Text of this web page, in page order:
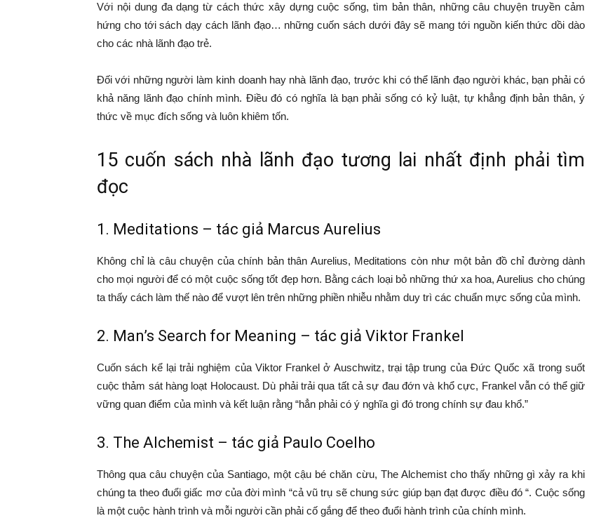
Với nội dung đa dạng từ cách thức xây dựng cuộc sống, tìm bản thân, những câu chuyện truyền cảm
hứng cho tới sách dạy cách lãnh đạo… những cuốn sách dưới đây sẽ mang tới nguồn kiến thức dồi dào
cho các nhà lãnh đạo trẻ.
Đối với những người làm kinh doanh hay nhà lãnh đạo, trước khi có thể lãnh đạo người khác, bạn phải có
khả năng lãnh đạo chính mình. Điều đó có nghĩa là bạn phải sống có kỷ luật, tự khẳng định bản thân, ý
thức về mục đích sống và luôn khiêm tốn.
15 cuốn sách nhà lãnh đạo tương lai nhất định phải tìm
đọc
1. Meditations – tác giả Marcus Aurelius
Không chỉ là câu chuyện của chính bản thân Aurelius, Meditations còn như một bản đồ chỉ đường dành
cho mọi người để có một cuộc sống tốt đẹp hơn. Bằng cách loại bỏ những thứ xa hoa, Aurelius cho chúng
ta thấy cách làm thế nào để vượt lên trên những phiền nhiễu nhằm duy trì các chuẩn mực sống của mình.
2. Man’s Search for Meaning – tác giả Viktor Frankel
Cuốn sách kể lại trải nghiệm của Viktor Frankel ở Auschwitz, trại tập trung của Đức Quốc xã trong suốt
cuộc thảm sát hàng loạt Holocaust. Dù phải trải qua tất cả sự đau đớn và khổ cực, Frankel vẫn có thể giữ
vững quan điểm của mình và kết luận rằng “hẳn phải có ý nghĩa gì đó trong chính sự đau khổ.”
3. The Alchemist – tác giả Paulo Coelho
Thông qua câu chuyện của Santiago, một cậu bé chăn cừu, The Alchemist cho thấy những gì xảy ra khi
chúng ta theo đuổi giấc mơ của đời mình “cả vũ trụ sẽ chung sức giúp bạn đạt được điều đó “. Cuộc sống
là một cuộc hành trình và mỗi người cần phải cố gắng để theo đuổi hành trình của chính mình.